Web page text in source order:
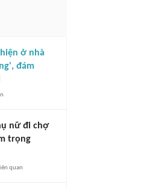
ở nhà
đám
nữ đi chợ
trọng
liên quan